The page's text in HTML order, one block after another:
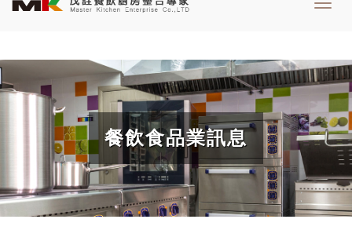
餐飲食品業訊息